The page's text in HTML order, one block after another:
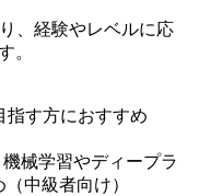
、 経験やレベルに応
。
指す方におすすめ
械学習やディープラ
中級者向け）